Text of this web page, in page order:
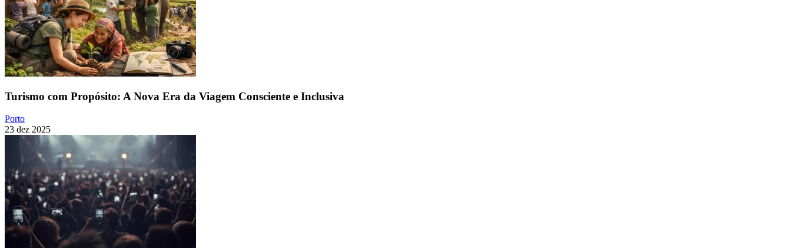
Turismo com Propósito: A Nova Era da Viagem Consciente e Inclusiva
Porto
23 dez 2025